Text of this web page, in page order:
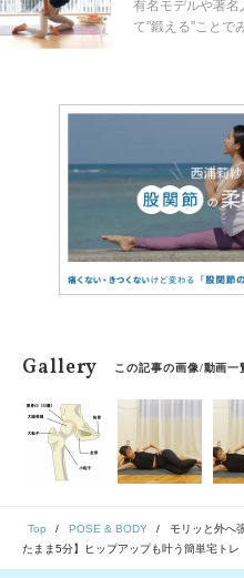
サ」
有名モデルや著名
て"鍛える"ことで
すことを習慣に
Gallery この記事の画像/動画一
Top POSE & BODY
モリッと外へ
たまま5分】ヒップアップも叶う簡単宅トレ